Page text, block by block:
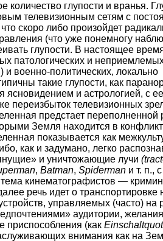
глупости и вранья.
телевизионным сетям с
скоро либо произойдет
(что уже понемногу
глупости. В настоящее
патологических и
военно-политических, локально
такие глупости, как
ясновидением и астрологией, с ее
переизбыток телевизионных
предстает
Земля находится в
показывается как
как и задумано, легко
и уничтожающие лучи
, Batman, Spidermanи т. п.,
кинематографистов —
речь идет о транспортировке
управляемых (часто) на
аудитории,
приспособления (как
внимания как на